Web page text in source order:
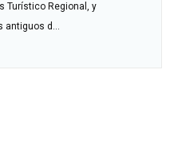
Turístico Regional, y
antiguos d...